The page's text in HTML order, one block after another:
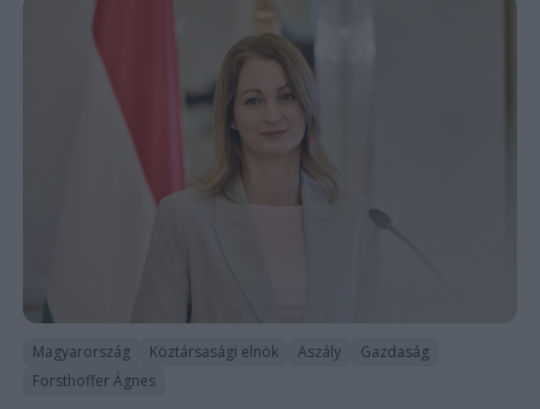
Magyarország Köztársasági elnök Aszály
Gazdaság
Forsthoffer Ágnes